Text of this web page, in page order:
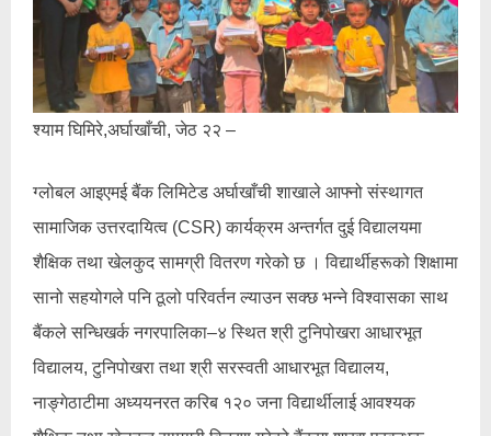
श्याम घिमिरे,अर्घाखाँची, जेठ २२ –
ग्लोबल आइएमई बैंक लिमिटेड अर्घाखाँची शाखाले आफ्नो संस्थागत
सामाजिक उत्तरदायित्व (CSR) कार्यक्रम अन्तर्गत दुई विद्यालयमा
शैक्षिक तथा खेलकुद सामग्री वितरण गरेको छ । विद्यार्थीहरूको शिक्षामा
सानो सहयोगले पनि ठूलो परिवर्तन ल्याउन सक्छ भन्ने विश्वासका साथ
बैंकले सन्धिखर्क नगरपालिका–४ स्थित श्री टुनिपोखरा आधारभूत
विद्यालय, टुनिपोखरा तथा श्री सरस्वती आधारभूत विद्यालय,
नाङ्गेठाटीमा अध्ययनरत करिब १२० जना विद्यार्थीलाई आवश्यक